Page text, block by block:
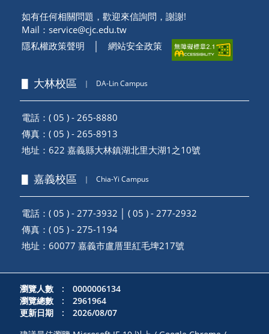
如有任何相關問題，歡迎來信詢問，謝謝!
Mail： service@cjc.edu.tw
隱私權政策聲明
網站安全政策
▋ 大林校區 ｜ DA-Lin Campus
電話：( 05 ) - 265-8880
傳真：( 05 ) - 265-8913
地址： 622 嘉義縣大林鎮湖北里大湖1之10號
▋ 嘉義校區 ｜ Chia-Yi Campus
電話：( 05 ) - 277-3932 │ ( 05 ) - 277-2932
傳真：( 05 ) - 275-1194
地址： 60077 嘉義市盧厝里紅毛埤217號
瀏覽人數 : 0000006134
瀏覽總數 : 2961964
更新日期 : 2026/08/07